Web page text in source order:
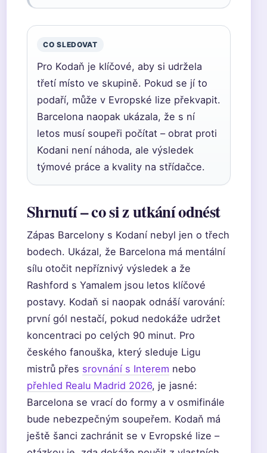
CO SLEDOVAT
Pro Kodaň je klíčové, aby si udržela
třetí místo ve skupině. Pokud se jí to
podaří, může v Evropské lize překvapit.
Barcelona naopak ukázala, že s ní
letos musí soupeři počítat – obrat proti
Kodani není náhoda, ale výsledek
týmové práce a kvality na střídačce.
Shrnutí – co si z utkání odnést
Zápas Barcelony s Kodaní nebyl jen o třech
bodech. Ukázal, že Barcelona má mentální
sílu otočit nepříznivý výsledek a že
Rashford s Yamalem jsou letos klíčové
postavy. Kodaň si naopak odnáší varování:
první gól nestačí, pokud nedokáže udržet
koncentraci po celých 90 minut. Pro
českého fanouška, který sleduje Ligu
mistrů přes srovnání s Interem nebo
přehled Realu Madrid 2026, je jasné:
Barcelona se vrací do formy a v osmifinále
bude nebezpečným soupeřem. Kodaň má
ještě šanci zachránit se v Evropské lize –